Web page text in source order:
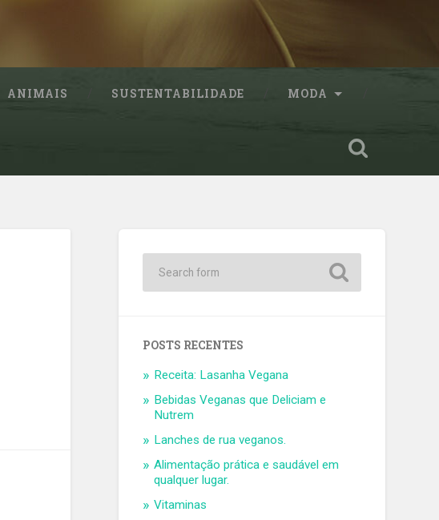
ANIMAIS SUSTENTABILIDADE MODA
POSTS RECENTES
Receita: Lasanha Vegana
Bebidas Veganas que Deliciam e
Nutrem
Lanches de rua veganos.
Alimentação prática e saudável em
qualquer lugar.
Vitaminas